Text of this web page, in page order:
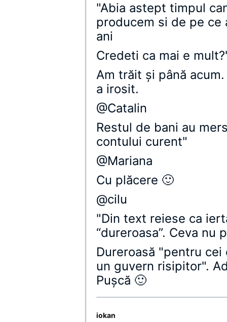
"Abia astept timpul
producem si de pe
ani
Credeti ca mai e
Am trăit şi până
a irosit.
@Catalin
Restul de bani au
contului curent"
@Mariana
Cu plăcere 🙂
@cilu
"Din text reiese ca
“dureroasa”. Ceva nu
Dureroasă "pentru
un guvern risipitor".
Puşcă 🙂
iokan